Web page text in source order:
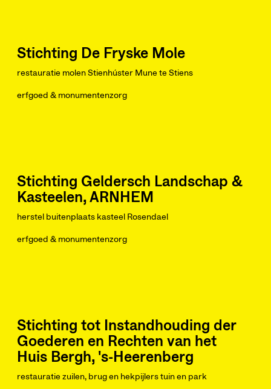
Stichting De Fryske Mole
restauratie molen Stienhúster Mune te Stiens
erfgoed & monumentenzorg
Stichting Geldersch Landschap &
Kasteelen, ARNHEM
herstel buitenplaats kasteel Rosendael
erfgoed & monumentenzorg
Stichting tot Instandhouding der
Goederen en Rechten van het
Huis Bergh, 's-Heerenberg
restauratie zuilen, brug en hekpijlers tuin en park